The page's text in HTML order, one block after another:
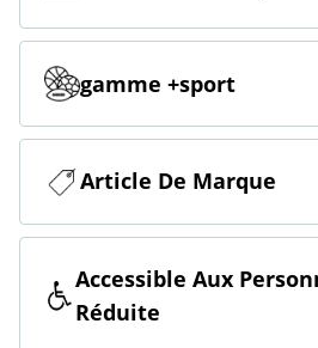
gamme +sport
Vaste offre sportive comprenant
ski, le fitness et le running
Article De Marque
Accessible Aux
Réduite